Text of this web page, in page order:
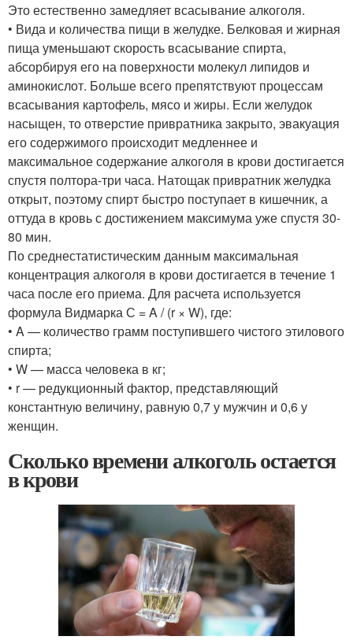
Это естественно замедляет всасывание алкоголя.
• Вида и количества пищи в желудке. Белковая и жирная
пища уменьшают скорость всасывание спирта,
абсорбируя его на поверхности молекул липидов и
аминокислот. Больше всего препятствуют процессам
всасывания картофель, мясо и жиры. Если желудок
насыщен, то отверстие привратника закрыто, эвакуация
его содержимого происходит медленнее и
максимальное содержание алкоголя в крови достигается
спустя полтора-три часа. Натощак привратник желудка
открыт, поэтому спирт быстро поступает в кишечник, а
оттуда в кровь с достижением максимума уже спустя 30-
80 мин.
По среднестатистическим данным максимальная
концентрация алкоголя в крови достигается в течение 1
часа после его приема. Для расчета используется
формула Видмарка С = A / (r × W), где:
• A — количество грамм поступившего чистого этилового
спирта;
• W — масса человека в кг;
• r — редукционный фактор, представляющий
константную величину, равную 0,7 у мужчин и 0,6 у
женщин.
Сколько времени алкоголь остается
в крови